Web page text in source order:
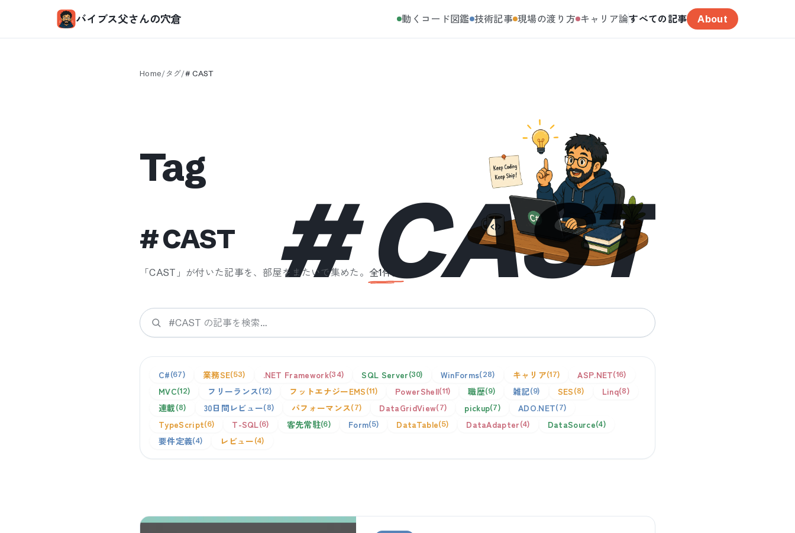
バイブス父さんの穴倉 動くコード図鑑 技術記事 現場の渡り方 キャリア論すべての記事 About
Home/タグ/#CAST
#CAST
Tag
#CAST
「CAST 」が付いた記事を、部屋をまたいで集めた。 全1件。
検索
C# 67 業務SE 53 .NET Framework 34 SQL Server 30 WinForms 28 キャリア 17 ASP.NET 16
MVC 12 フリーランス 12 フットエナジーEMS 11 PowerShell 11 職歴 9 雑記 9 SES 8 Linq 8
連載 8 30日間レビュー 8 パフォーマンス 7 DataGridView 7 pickup 7 ADO.NET 7
TypeScript 6 T-SQL 6 客先常駐 6 Form 5 DataTable 5 DataAdapter 4 DataSource 4
要件定義 4 レビュー 4